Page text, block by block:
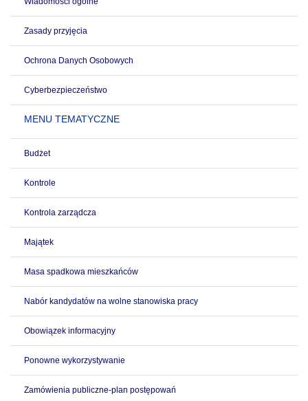
Zasady przyjęcia
Ochrona Danych Osobowych
Cyberbezpieczeństwo
MENU TEMATYCZNE
Budżet
Kontrole
Kontrola zarządcza
Majątek
Masa spadkowa mieszkańców
Nabór kandydatów na wolne stanowiska pracy
Obowiązek informacyjny
Ponowne wykorzystywanie
Zamówienia publiczne-plan postępowań